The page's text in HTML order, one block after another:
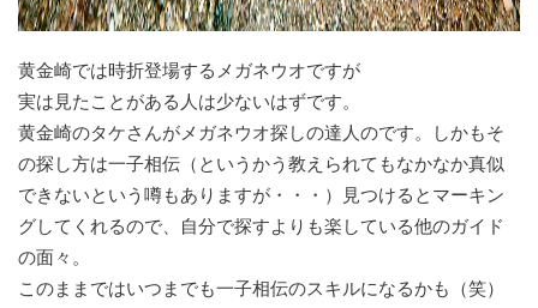
黄金崎では時折登場するメガネウオですが
実は見たことがある人は少ないはずです。
黄金崎のタケさんがメガネウオ探しの達人のです。しかもそ
の探し方は一子相伝（というかう教えられてもなかなか真似
できないという噂もありますが・・・）見つけるとマーキン
グしてくれるので、自分で探すよりも楽している他のガイド
の面々。
このままではいつまでも一子相伝のスキルになるかも（笑）